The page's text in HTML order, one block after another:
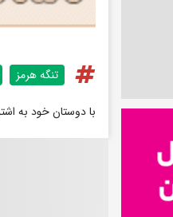
تنگه هرمز
با دوستان خود به